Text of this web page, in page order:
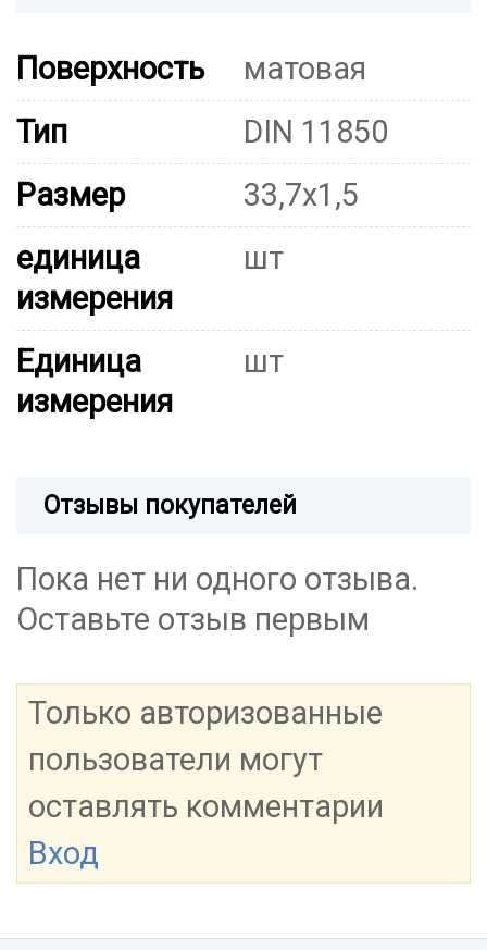
Поверхность
матовая
Тип
DIN 11850
Размер
33,7x1,5
единица
измерения
шт
Единица
измерения
шт
Отзывы покупателей
Пока нет ни одного отзыва.
Оставьте отзыв первым
Только авторизованные
пользователи могут
оставлять комментарии
Вход